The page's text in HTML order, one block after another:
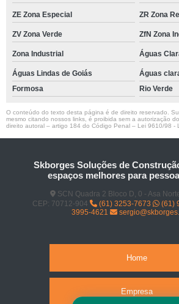
ZE Zona Especial ZR Zona
ZV Zona Verde ZfN Zona
Zona Industrial Águas
Águas Lindas de Goiás
Águas
Formosa
Rio Verde
O conteúdo do texto desta página é de direito reservado.
mesmo citando nossos links, é proibida sem a autorização
direito autoral – artigo 184 do Código Penal – Lei 9610/98 -
Skborges Soluções de
espaços melhores para
SCN Quadra 2 Bloco D, 0 - Asa
CEP: 70712-904
(61) 3253-7673 (61)
3995-4621
Home
Empresa